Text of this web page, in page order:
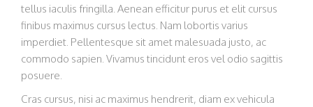
tellus iaculis fringilla. Aenean efficitur purus et elit cursus
finibus maximus cursus lectus. Nam lobortis varius
imperdiet. Pellentesque sit amet malesuada justo, ac
commodo sapien. Vivamus tincidunt eros vel odio sagittis
posuere.
Cras cursus, nisi ac maximus hendrerit, diam ex vehicula